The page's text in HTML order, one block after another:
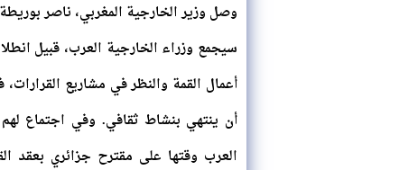
وصل وزير الخارجية المغربي، ناصر
سيجمع وزراء الخارجية العرب، قبيل
أعمال القمة والنظر في مشاريع
أن ينتهي بنشاط ثقافي. وفي اجتماع
العرب وقتها على مقترح جزائري بعقد